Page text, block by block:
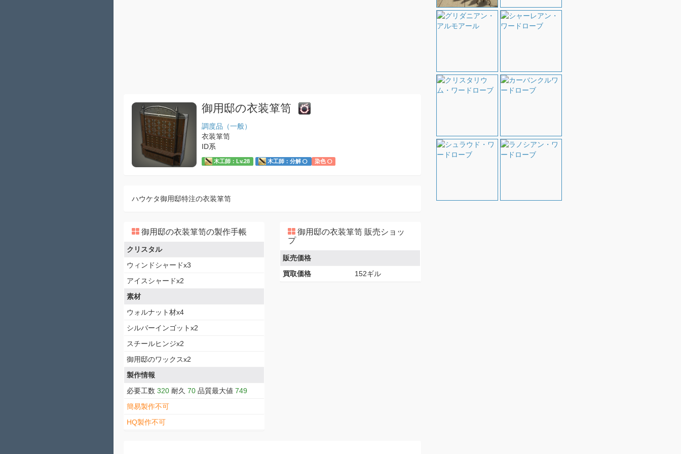
御用邸の衣装箪笥
調度品（一般）
衣装箪笥
ID系
木工師：Lv.28 木工師：分解 染色
ハウケタ御用邸特注の衣装箪笥
御用邸の衣装箪笥の製作手帳
クリスタル
ウィンドシャードx3
アイスシャードx2
素材
ウォルナット材x4
シルバーインゴットx2
スチールヒンジx2
御用邸のワックスx2
製作情報
必要工数 320 耐久 70 品質最大値 749
簡易製作不可
HQ製作不可
御用邸の衣装箪笥 販売ショッ
プ
販売価格
買取価格
152ギル